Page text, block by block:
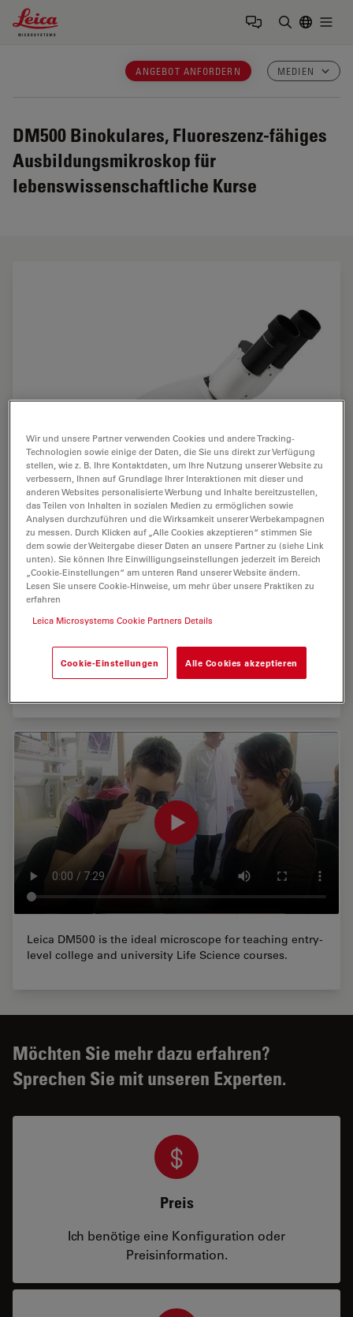
Leica Microsystems Logo
ANGEBOT ANFORDERN MEDIEN
DM500 Binokulares, Fluoreszenz-fähiges
Ausbildungsmikroskop für
lebenswissenschaftliche Kurse
Leica DM500
Leica DM500 is the ideal microscope for teaching entry-
level college and university Life Science courses.
Möchten Sie mehr dazu erfahren?
Sprechen Sie mit unseren Experten.
Preis
Ich benötige eine Konfiguration oder
Preisinformation.
Wir und unsere Partner verwenden Cookies und andere Tracking-
Technologien sowie einige der Daten, die Sie uns direkt zur Verfügung
stellen, wie z. B. Ihre Kontaktdaten, um Ihre Nutzung unserer Website zu
verbessern, Ihnen auf Grundlage Ihrer Interaktionen mit dieser und
anderen Websites personalisierte Werbung und Inhalte bereitzustellen,
das Teilen von Inhalten in sozialen Medien zu ermöglichen sowie
Analysen durchzuführen und die Wirksamkeit unserer Werbekampagnen
zu messen. Durch Klicken auf „Alle Cookies akzeptieren“ stimmen Sie
dem sowie der Weitergabe dieser Daten an unsere Partner zu (siehe Link
unten). Sie können Ihre Einwilligungseinstellungen jederzeit im Bereich
„Cookie-Einstellungen“ am unteren Rand unserer Website ändern.
Lesen Sie unsere Cookie-Hinweise, um mehr über unsere Praktiken zu
erfahren
Leica Microsystems Cookie Partners Details
Cookie-Einstellungen Alle Cookies akzeptieren